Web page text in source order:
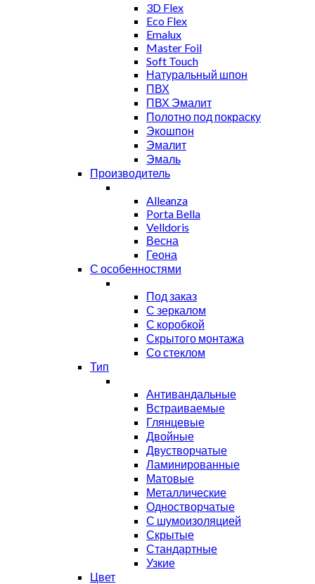
3D Flex
Eco Flex
Emalux
Master Foil
Soft Touch
Натуральный шпон
ПВХ
ПВХ Эмалит
Полотно под покраску
Экошпон
Эмалит
Эмаль
Производитель
Alleanza
Porta Bella
Velldoris
Весна
Геона
С особенностями
Под заказ
С зеркалом
С коробкой
Скрытого монтажа
Со стеклом
Тип
Антивандальные
Встраиваемые
Глянцевые
Двойные
Двустворчатые
Ламинированные
Матовые
Металлические
Одностворчатые
С шумоизоляцией
Скрытые
Стандартные
Узкие
Цвет